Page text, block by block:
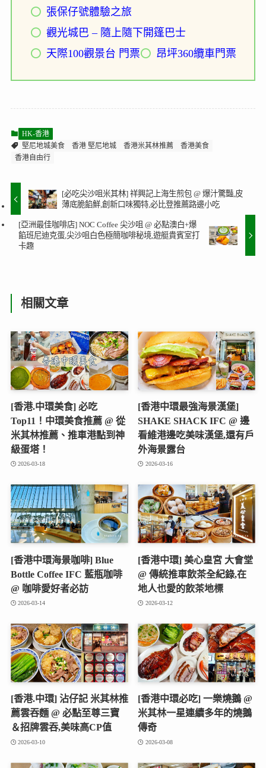
張保仔號體驗之旅
觀光城巴 – 隨上隨下開篷巴士
天際100觀景台 門票
昂坪360纜車門票
HK-香港
堅尼地城美食
香港 堅尼地城 香港米其林推薦
香港美食
香港自由行
[必吃尖沙咀米其林] 祥興記上海生煎包 @ 爆汁驚豔,皮
薄底脆餡鮮,創新口味獨特,必比登推薦路邊小吃
[亞洲最佳咖啡店] NOC Coffee 尖沙咀 @ 必點澳白+爆
餡班尼迪克蛋,尖沙咀白色極簡咖啡秘境,遊艇貴賓室打
卡趣
相關文章
[香港.中環美食] 必吃
Top11！中環美食推薦 @ 從
米其林推薦、推車港點到神
級蛋塔！
2026-03-18
[香港中環最強海景漢堡]
SHAKE SHACK IFC @ 邊
看維港邊吃美味漢堡,還有戶
外海景露台
2026-03-16
[香港中環海景咖啡] Blue
Bottle Coffee IFC 藍瓶咖啡
@ 咖啡愛好者必訪
2026-03-14
[香港中環] 美心皇宮 大會堂
@ 傳統推車飲茶全紀錄,在
地人也愛的飲茶地標
2026-03-12
[香港.中環] 沾仔記 米其林推
薦雲吞麵 @ 必點至尊三寶
＆招牌雲吞,美味高CP值
2026-03-10
[香港中環必吃] 一樂燒鵝 @
米其林一星連續多年的燒鵝
傳奇
2026-03-08